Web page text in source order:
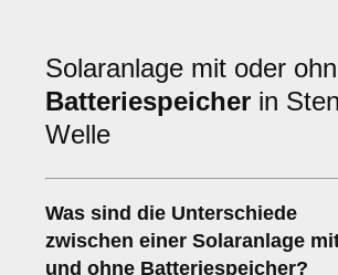
Solaranlage mit oder
Batteriespeicher in
Welle
Was sind die Unterschiede
zwischen einer Solaranlage
und ohne Batteriespeicher?